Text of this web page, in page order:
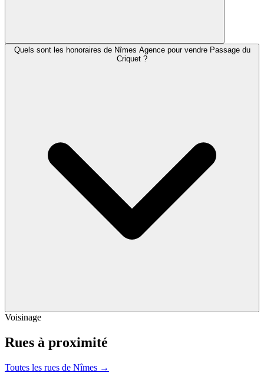
Quels sont les honoraires de Nîmes Agence pour vendre Passage du
Criquet ?
Voisinage
Rues à proximité
Toutes les rues de Nîmes →